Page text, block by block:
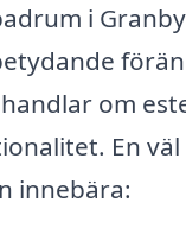
i
om
En
innebära: